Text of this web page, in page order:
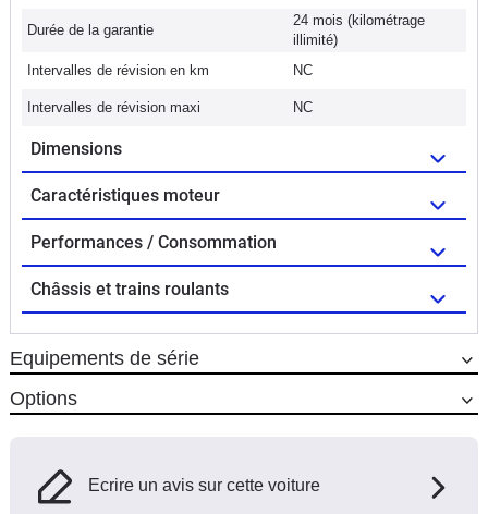
Durée de la garantie
24 mois (kilométrage
illimité)
Intervalles de révision en km
NC
Intervalles de révision maxi NC
Dimensions
Caractéristiques moteur
Performances / Consommation
Châssis et trains roulants
Equipements de série
Options
Ecrire un avis sur cette voiture